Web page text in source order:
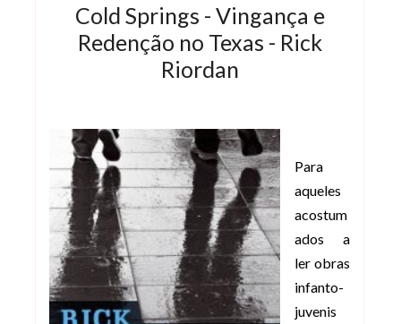
Cold Springs - Vingança e
Redenção no Texas - Rick
Riordan
Para
aqueles
acostum
ados a
ler obras
infanto-
juvenis